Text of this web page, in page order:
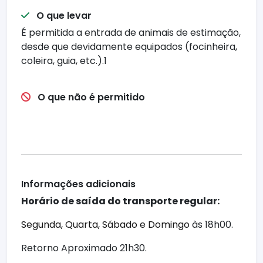
O que levar
É permitida a entrada de animais de estimação,
desde que devidamente equipados (focinheira,
coleira, guia, etc.).1
O que não é permitido
Informações adicionais
Horário de saída do transporte regular:
Segunda, Quarta, Sábado e Domingoàs 18h00.
Retorno Aproximado 21h30.